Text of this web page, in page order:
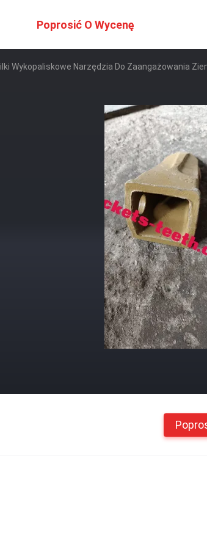
Poprosić O Wycenę
Wykopaliskowe Narzędzia Do Zaangażowania